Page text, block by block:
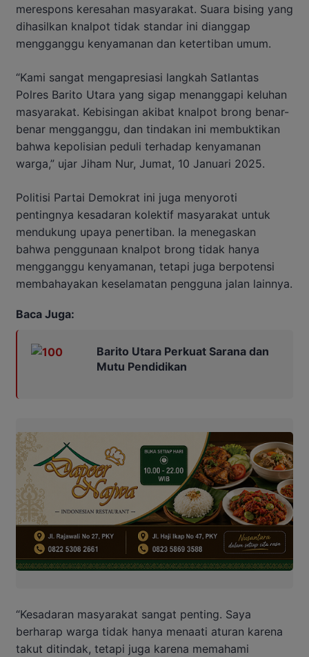
merespons keresahan masyarakat. Suara bising yang
dihasilkan knalpot tidak standar ini dianggap
mengganggu kenyamanan dan ketertiban umum.
“Kami sangat mengapresiasi langkah Satlantas
Polres Barito Utara yang sigap menanggapi keluhan
masyarakat. Kebisingan akibat knalpot brong benar-
benar mengganggu, dan tindakan ini membuktikan
bahwa kepolisian peduli terhadap kenyamanan
warga,” ujar Jiham Nur, Jumat, 10 Januari 2025.
Politisi Partai Demokrat ini juga menyoroti
pentingnya kesadaran kolektif masyarakat untuk
mendukung upaya penertiban. Ia menegaskan
bahwa penggunaan knalpot brong tidak hanya
mengganggu kenyamanan, tetapi juga berpotensi
membahayakan keselamatan pengguna jalan lainnya.
Baca Juga:
Barito Utara Perkuat Sarana dan
Mutu Pendidikan
“Kesadaran masyarakat sangat penting. Saya
berharap warga tidak hanya menaati aturan karena
takut ditindak, tetapi juga karena memahami